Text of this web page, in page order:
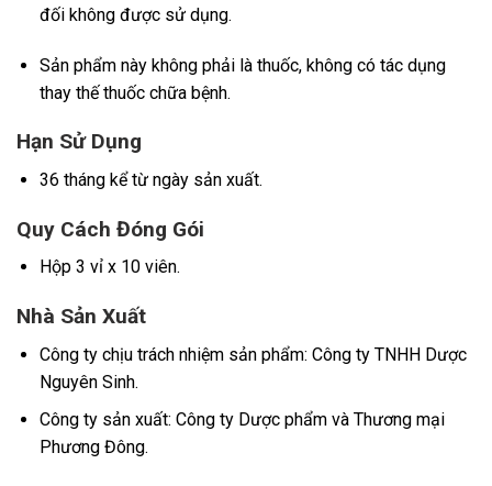
đối không được sử dụng.
Sản phẩm này không phải là thuốc, không có tác dụng
thay thế thuốc chữa bệnh.
Hạn Sử Dụng
36 tháng kể từ ngày sản xuất.
Quy Cách Đóng Gói
Hộp 3 vỉ x 10 viên.
Nhà Sản Xuất
Công ty chịu trách nhiệm sản phẩm: Công ty TNHH Dược
Nguyên Sinh.
Công ty sản xuất: Công ty Dược phẩm và Thương mại
Phương Đông.